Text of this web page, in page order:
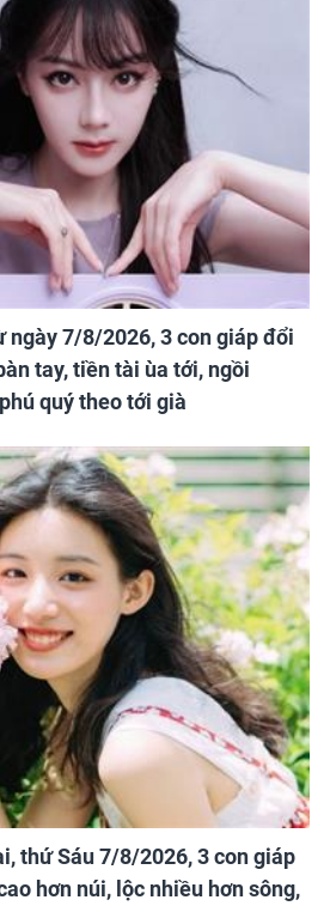
ngày 7/8/2026, 3 con giáp đổi
tay, tiền tài ùa tới, ngồi
quý theo tới già
thứ Sáu 7/8/2026, 3 con giáp
hơn núi, lộc nhiều hơn sông,